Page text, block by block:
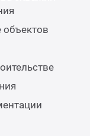
объектов